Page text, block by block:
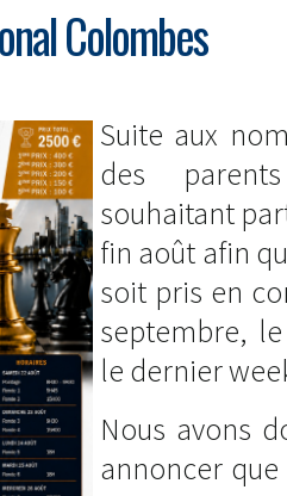
Colombes
Suite aux
des
souhaitant
fin août afin
soit pris en
septembre,
le dernier
Nous avons
annoncer